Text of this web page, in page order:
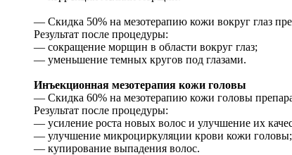
— Скидка 50% на мезотерапию кожи вокруг глаз
Результат после процедуры:
— сокращение морщин в области вокруг глаз;
— уменьшение темных кругов под глазами.
Инъекционная мезотерапия кожи головы
— Скидка 60% на мезотерапию кожи головы
Результат после процедуры:
— усиление роста новых волос и улучшение их
— улучшение микроциркуляции крови кожи головы;
— купирование выпадения волос.